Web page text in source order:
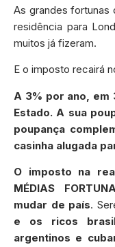
As grandes fortunas
residência para
muitos já fizeram.
E o imposto recairá
A 3% por ano, em
Estado. A sua
poupança
casinha alugada
O imposto na
MÉDIAS
mudar de país.
e os ricos
argentinos e